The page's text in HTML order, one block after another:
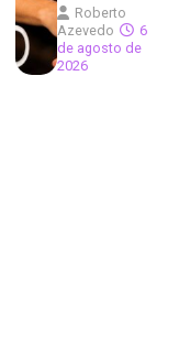
Roberto
Azevedo
6
de agosto de
2026